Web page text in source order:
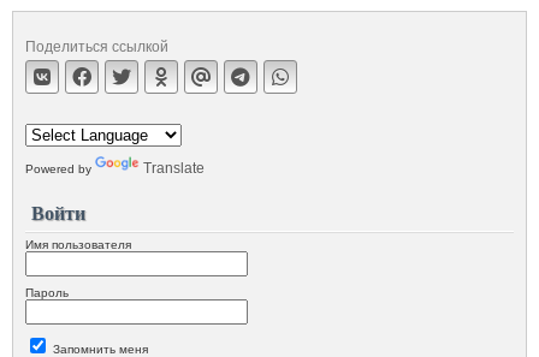
Поделиться ссылкой
Powered by Translate
Войти
Имя пользователя
Пароль
Запомнить меня